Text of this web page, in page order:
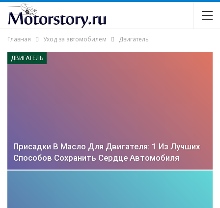
Главная Уход за автомобилем Двигатель
ДВИГАТЕЛЬ
Присадки В Масло Для Двигателя: 1 Из Лучших
Способов Сохранить Сердце Автомобиля